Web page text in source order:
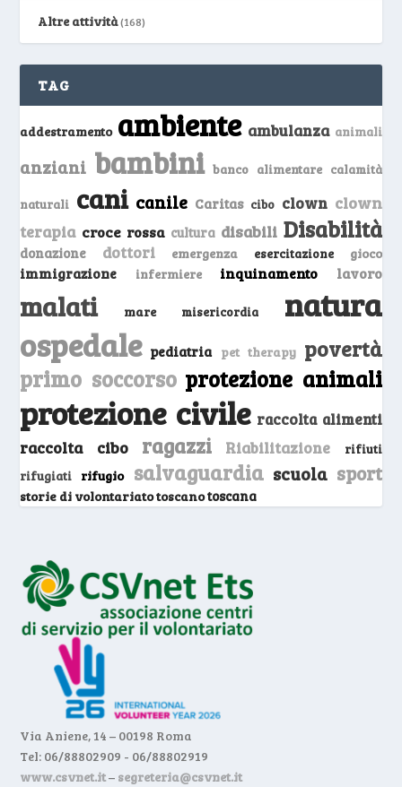
Altre attività(168)
TAG
addestramento ambiente ambulanza animali
anziani bambini banco alimentare calamità
naturali cani canile Caritas cibo clown clown
terapia croce rossa cultura disabili Disabilità
donazione dottori emergenza esercitazione gioco
immigrazione infermiere inquinamento lavoro
malati mare misericordia natura
ospedale pediatria pet therapy povertà
primo soccorso protezione animali
protezione civile raccolta alimenti
raccolta cibo ragazzi Riabilitazione
rifiuti
rifugiati
rifugio salvaguardia scuola sport
storie di volontariato toscanotoscana
Via Aniene, 14 – 00198 Roma
Tel: 06/88802909 - 06/88802919
www.csvnet.it– segreteria@csvnet.it